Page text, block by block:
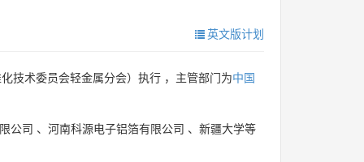
英文版计划
技术委员会轻金属分会）执行 ，主管部门为中国
公司 、 河南科源电子铝箔有限公司 、 新疆大学等